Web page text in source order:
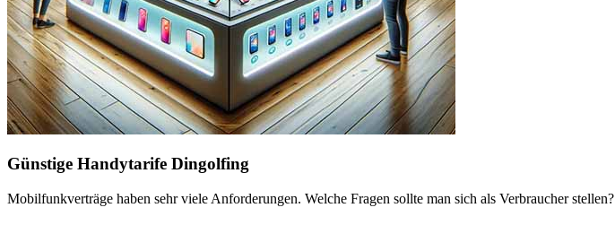
Günstige Handytarife Dingolfing
Mobilfunkverträge haben sehr viele Anforderungen. Welche Fragen sollte man sich als Verbraucher stellen?